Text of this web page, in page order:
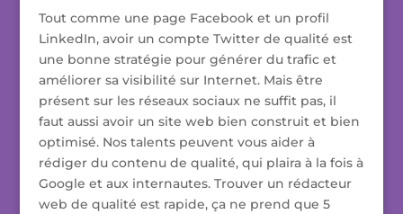
Tout comme une page Facebook et un profil
LinkedIn, avoir un compte Twitter de qualité est
une bonne stratégie pour générer du trafic et
améliorer sa visibilité sur Internet. Mais être
présent sur les réseaux sociaux ne suffit pas, il
faut aussi avoir un site web bien construit et bien
optimisé. Nos talents peuvent vous aider à
rédiger du contenu de qualité, qui plaira à la fois à
Google et aux internautes. Trouver un rédacteur
web de qualité est rapide, ça ne prend que 5